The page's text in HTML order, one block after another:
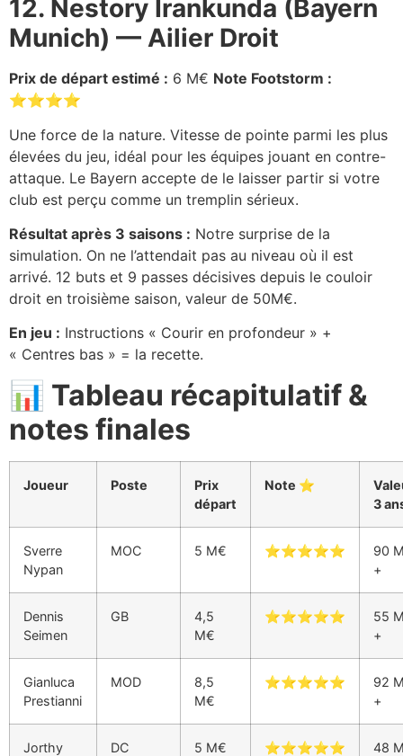
12. Nestory Irankunda (Bayern
Munich) — Ailier Droit
Prix de départ estimé : 6 M€ Note Footstorm :
⭐⭐⭐⭐
Une force de la nature. Vitesse de pointe parmi les plus
élevées du jeu, idéal pour les équipes jouant en contre-
attaque. Le Bayern accepte de le laisser partir si votre
club est perçu comme un tremplin sérieux.
Résultat après 3 saisons : Notre surprise de la
simulation. On ne l’attendait pas au niveau où il est
arrivé. 12 buts et 9 passes décisives depuis le couloir
droit en troisième saison, valeur de 50M€.
En jeu : Instructions « Courir en profondeur » +
« Centres bas » = la recette.
📊 Tableau récapitulatif &
notes finales
Joueur Poste
Prix
départ
Note ⭐
3
Sverre
Nypan
MOC 5 M€ ⭐⭐⭐⭐⭐
90
+
Dennis
Seimen
GB
4,5
M€
⭐⭐⭐⭐⭐
55
+
Gianluca
Prestianni
MOD
8,5
M€
⭐⭐⭐⭐⭐
92
+
Jorthy
DC 5 M€ ⭐⭐⭐⭐⭐
48